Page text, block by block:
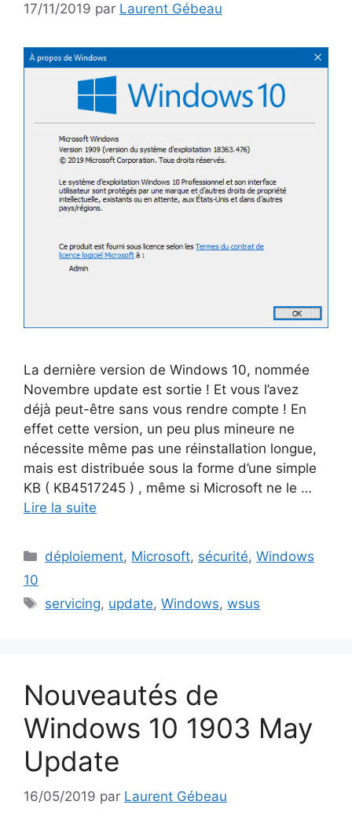
17/11/2019 par Laurent Gébeau
La dernière version de Windows 10, nommée
Novembre update est sortie ! Et vous l’avez
déjà peut-être sans vous rendre compte ! En
effet cette version, un peu plus mineure ne
nécessite même pas une réinstallation longue,
mais est distribuée sous la forme d’une simple
KB ( KB4517245 ) , même si Microsoft ne le …
Lire la suite
Catégories
déploiement, Microsoft, sécurité,Windows
10
Étiquettes
servicing, update,Windows,wsus
Nouveautés de
Windows 10 1903 May
Update
16/05/2019 par Laurent Gébeau